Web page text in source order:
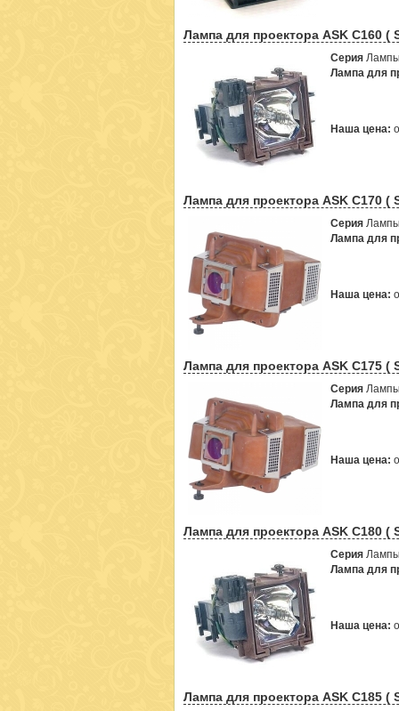
Лампа для проектора ASK C160 (
Серия
Лампа для
Наша цена:
Лампа для проектора ASK C170 (
Серия
Лампа для
Наша цена:
Лампа для проектора ASK C175 (
Серия
Лампа для
Наша цена:
Лампа для проектора ASK C180 (
Серия
Лампа для
Наша цена:
Лампа для проектора ASK C185 (